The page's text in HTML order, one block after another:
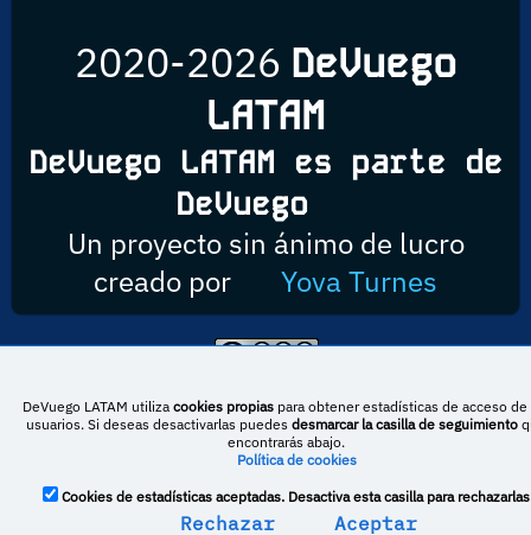
2020-2026 DeVuego
LATAM
DeVuego LATAM es parte de
DeVuego
Un proyecto sin ánimo de lucro
creado por
Yova Turnes
NoComercial-CompartirIgual 4.0 Internacional
DeVuego Portugal
DeVuego LATAM utiliza cookies propiaspara obtener estadísticas de acceso de
usuarios. Si deseas desactivarlas puedes desmarcar la casilla de seguimiento
encontrarás abajo.
Política de cookies
Cookies de estadísticas aceptadas. Desactiva esta casilla para
Rechazar Aceptar